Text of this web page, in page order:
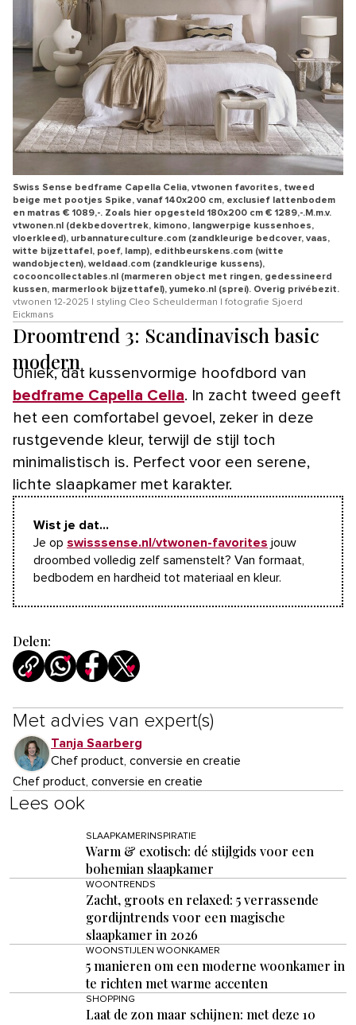
Swiss Sense bedframe Capella Celia, vtwonen favorites, tweed
beige met pootjes Spike, vanaf 140x200 cm, exclusief lattenbodem
en matras € 1089,-. Zoals hier opgesteld 180x200 cm € 1289,-.M.m.v.
vtwonen.nl (dekbedovertrek, kimono, langwerpige kussenhoes,
vloerkleed), urbannatureculture.com (zandkleurige bedcover, vaas,
witte bijzettafel, poef, lamp), edithbeurskens.com (witte
wandobjecten), weldaad.com (zandkleurige kussens),
cocooncollectables.nl (marmeren object met ringen, gedessineerd
kussen, marmerlook bijzettafel), yumeko.nl (sprei). Overig privébezit.
vtwonen 12-2025 | styling Cleo Scheulderman | fotografie Sjoerd
Eickmans
Droomtrend 3: Scandinavisch basic
modern
Uniek, dat kussenvormige hoofdbord van
bedframe Capella Celia. In zacht tweed geeft
het een comfortabel gevoel, zeker in deze
rustgevende kleur, terwijl de stijl toch
minimalistisch is. Perfect voor een serene,
lichte slaapkamer met karakter.
Wist je dat...
Je op swisssense.nl/vtwonen-favorites jouw
droombed volledig zelf samenstelt? Van formaat,
bedbodem en hardheid tot materiaal en kleur.
Delen:
Met advies van expert(s)
Tanja Saarberg
Chef product, conversie en creatie
Chef product, conversie en creatie
Lees ook
SLAAPKAMERINSPIRATIE
Warm & exotisch: dé stijlgids voor een
bohemian slaapkamer
WOONTRENDS
Zacht, groots en relaxed: 5 verrassende
gordijntrends voor een magische
slaapkamer in 2026
WOONSTIJLEN WOONKAMER
5 manieren om een moderne woonkamer in
te richten met warme accenten
SHOPPING
Laat de zon maar schijnen: met deze 10